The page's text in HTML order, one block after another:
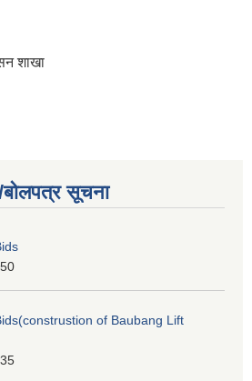
शाखा
बोलपत्र सूचना
of Baubang Lift